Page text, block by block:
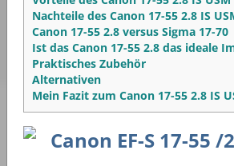
Nachteile des Canon 17-55 2.8 IS
Canon 17-55 2.8 versus Sigma 17-70
Ist das Canon 17-55 2.8 das ideale
Praktisches Zubehör
Alternativen
Mein Fazit zum Canon 17-55 2.8 IS